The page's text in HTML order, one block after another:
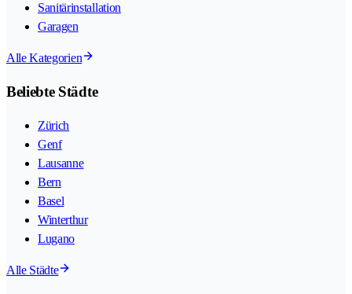
Sanitärinstallation
Garagen
Alle Kategorien
Beliebte Städte
Zürich
Genf
Lausanne
Bern
Basel
Winterthur
Lugano
Alle Städte